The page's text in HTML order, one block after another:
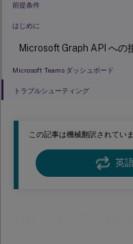
この記事は機械翻訳されてい
英
前提条件
はじめに
Microsoft Graph API への
Microsoft Teams ダッシュボード
トラブルシューティング